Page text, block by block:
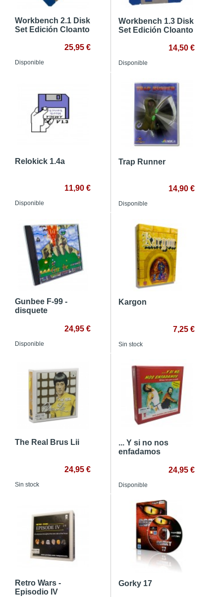
Workbench 2.1 Disk
Set Edición Cloanto
25,95 €
Disponible
Workbench 1.3 Disk
Set Edición Cloanto
14,50 €
Disponible
Relokick 1.4a
11,90 €
Disponible
Trap Runner
14,90 €
Disponible
Gunbee F-99 -
disquete
24,95 €
Disponible
Kargon
7,25 €
Sin stock
The Real Brus Lii
24,95 €
Sin stock
... Y si no nos
enfadamos
24,95 €
Disponible
Retro Wars -
Episodio IV
Gorky 17